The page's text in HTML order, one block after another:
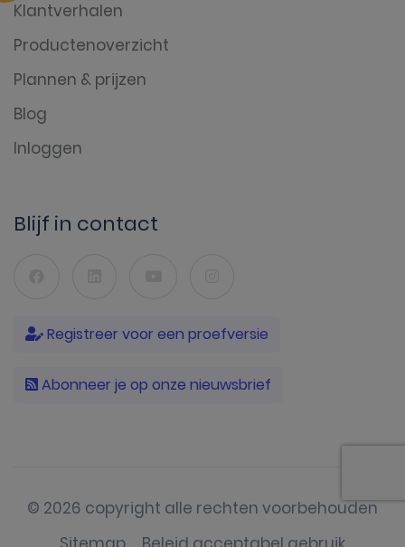
Klantverhalen
Productenoverzicht
Plannen & prijzen
Blog
Inloggen
Blijf in contact
Registreer voor een proefversie
Abonneer je op onze nieuwsbrief
© 2026 copyright alle rechten voorbehouden